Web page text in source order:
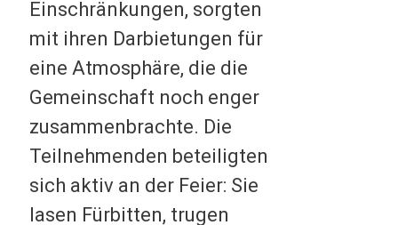
Einschränkungen, sorgten
mit ihren Darbietungen für
eine Atmosphäre, die die
Gemeinschaft noch enger
zusammenbrachte. Die
Teilnehmenden beteiligten
sich aktiv an der Feier: Sie
lasen Fürbitten, trugen